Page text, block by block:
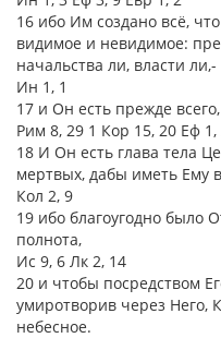
16 ибо Им создано всё,
видимое и невидимое:
начальства ли, власти
Ин 1, 1
17 и Он есть прежде
Рим 8, 29 1 Кор 15, 20 Еф 1,
18 И Он есть глава тела
мертвых, дабы иметь Ему
Кол 2, 9
19 ибо благоугодно было
полнота,
Ис 9, 6 Лк 2, 14
20 и чтобы посредством
умиротворив через Него,
небесное.